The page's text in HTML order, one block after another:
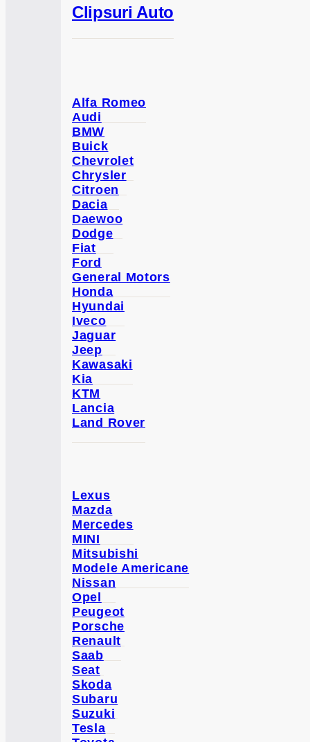
Clipsuri Auto
Alfa Romeo
Audi
BMW
Buick
Chevrolet
Chrysler
Citroen
Dacia
Daewoo
Dodge
Fiat
Ford
General Motors
Honda
Hyundai
Iveco
Jaguar
Jeep
Kawasaki
Kia
KTM
Lancia
Land Rover
Lexus
Mazda
Mercedes
MINI
Mitsubishi
Modele Americane
Nissan
Opel
Peugeot
Porsche
Renault
Saab
Seat
Skoda
Subaru
Suzuki
Tesla